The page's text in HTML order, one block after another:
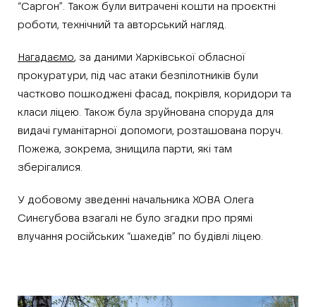
“Саргон”. Також були витрачені кошти на проєктні
роботи, технічний та авторський нагляд.
Нагадаємо, за даними Харківської обласної
прокуратури, під час атаки безпілотників були
частково пошкоджені фасад, покрівля, коридори та
класи ліцею. Також була зруйнована споруда для
видачі гуманітарної допомоги, розташована поруч.
Пожежа, зокрема, знищила парти, які там
зберігалися.
У добовому зведенні начальника ХОВА Олега
Синєгубова взагалі не було згадки про прямі
влучання російських “шахедів” по будівлі ліцею.